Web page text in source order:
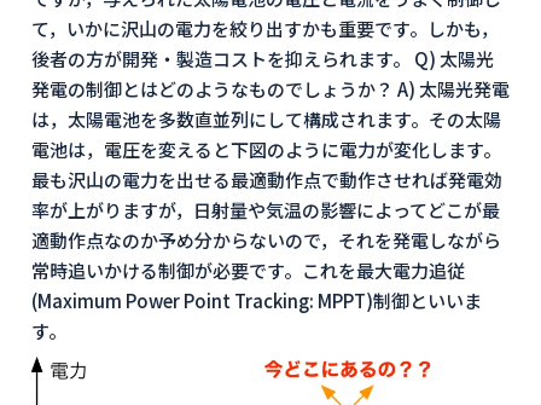
て，いかに沢山の電力を絞り出すかも重要です。しかも，
後者の方が開発・製造コストを抑えられます。 Q) 太陽光
発電の制御とはどのようなものでしょうか？ A) 太陽光発電
は，太陽電池を多数直並列にして構成されます。その太陽
電池は，電圧を変えると下図のように電力が変化します。
最も沢山の電力を出せる最適動作点で動作させれば発電効
率が上がりますが，日射量や気温の影響によってどこが最
適動作点なのか予め分からないので，それを発電しながら
常時追いかける制御が必要です。これを最大電力追従
(Maximum Power Point Tracking: MPPT)制御といいま
す。